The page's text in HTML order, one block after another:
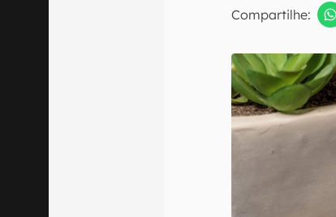
Compartilhe: